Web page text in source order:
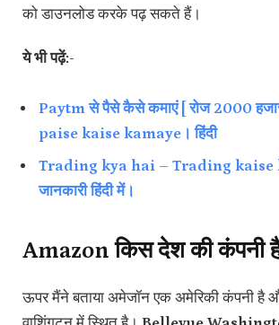
को डाउनलोड करके पढ़ सकते हैं।
ये भी पढ़ें:-
Paytm से पैसे कैसे कमाएं [ रोज 2000
paise kaise kamaye। हिंदी
Trading kya hai – Trading kaise
जानकारी हिंदी में।
Amazon किस देश की कंपनी
ऊपर मैंने बताया अमेजॉन एक अमेरिकी कंपनी है